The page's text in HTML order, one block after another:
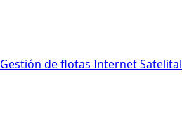
Gestión de flotas Internet Satelital